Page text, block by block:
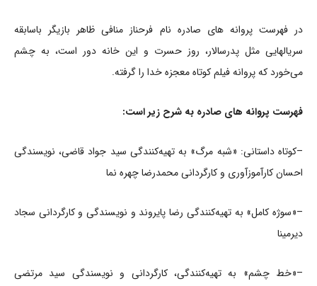
در فهرست پروانه‌ های صادره نام فرحناز منافی ظاهر بازیگر باسابقه
سریالهایی مثل پدرسالار، روز حسرت و این خانه دور است، به چشم
می‌خورد که پروانه فیلم کوتاه معجزه خدا را گرفته.
فهرست پروانه‌ های صادره به شرح زیر است:
–کوتاه داستانی‌: «شبه مرگ» به تهیه‌کنندگی سید جواد قاضی، نویسندگی
احسان کارآموزآوری و کارگردانی محمدرضا چهره نما
–«سوژه کامل» به تهیه‌کنندگی رضا پایروند و نویسندگی و کارگردانی سجاد
دیرمینا
–«خط چشم» به تهیه‌کنندگی، کارگردانی و نویسندگی سید مرتضی